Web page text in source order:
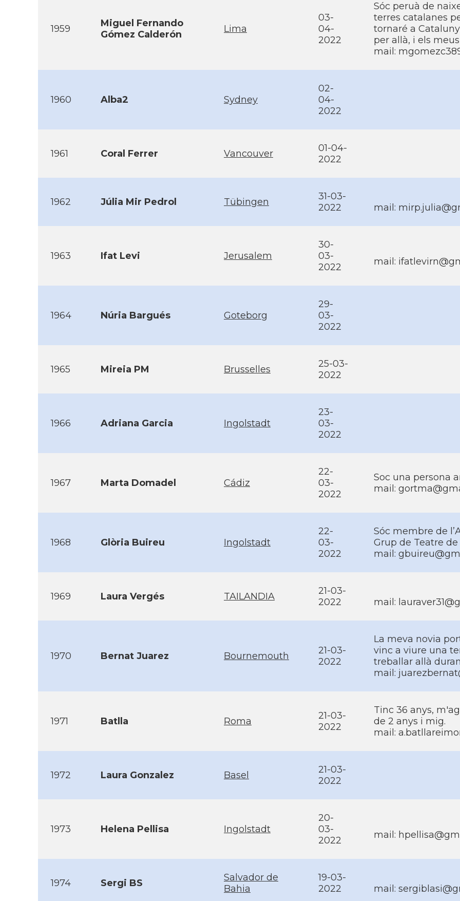
1959
Miguel Fernando
Gómez Calderón
Lima
03-
04-
2022
Sóc peruà de
terres catalanes
tornaré a
per allà, i els
mail:
1960 Alba2 Sydney
02-
04-
2022
1961 Coral Ferrer Vancouver
01-04-
2022
1962 Júlia Mir Pedrol Tübingen
31-03-
2022
mail:
1963 Ifat Levi Jerusalem
30-
03-
2022
mail:
1964 Núria Bargués Goteborg
29-
03-
2022
1965 Mireia PM Brusselles
25-03-
2022
1966 Adriana Garcia Ingolstadt
23-
03-
2022
1967 Marta Domadel Cádiz
22-
03-
2022
Soc una persona
mail:
1968 Glòria Buireu Ingolstadt
22-
03-
2022
Sóc membre de
Grup de Teatre
mail:
1969 Laura Vergés TAILANDIA
21-03-
2022
mail:
1970 Bernat Juarez Bournemouth
21-03-
2022
La meva novia
vinc a viure una
treballar allà
mail:
1971 Batlla Roma
21-03-
2022
Tinc 36 anys,
de 2 anys i mig.
mail:
1972 Laura Gonzalez Basel
21-03-
2022
1973 Helena Pellisa Ingolstadt
20-
03-
2022
mail:
1974 Sergi BS
Salvador de
Bahia
19-03-
2022
mail: